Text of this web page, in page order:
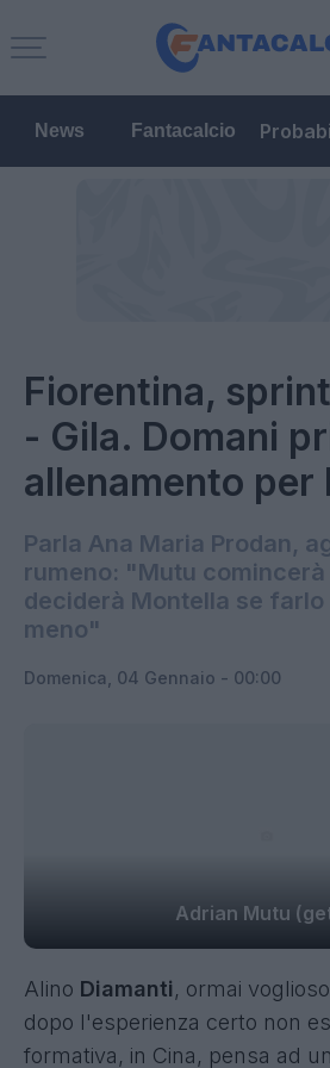
News Fantacalcio
Fiorentina,
- Gila. Domani
allenamento per
Parla Ana Maria Prodan,
rumeno: "Mutu comincerà
deciderà Montella se
meno"
Domenica, 04 Gennaio - 00:00
Adrian Mutu
Alino Diamanti, ormai
dopo l'esperienza certo non
formativa, in Cina, pensa ad